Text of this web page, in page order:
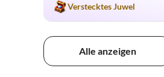
Verstecktes Juwel
Alle anzeigen